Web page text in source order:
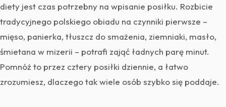
diety jest czas potrzebny na wpisanie posiłku. Rozbicie
tradycyjnego polskiego obiadu na czynniki pierwsze –
mięso, panierka, tłuszcz do smażenia, ziemniaki, masło,
śmietana w mizerii – potrafi zająć ładnych parę minut.
Pomnóż to przez cztery posiłki dziennie, a łatwo
zrozumiesz, dlaczego tak wiele osób szybko się poddaje.